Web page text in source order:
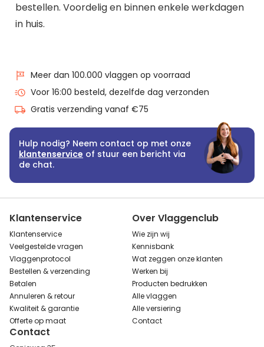
bestellen. Voordelig en binnen enkele werkdagen
in huis.
Meer dan 100.000 vlaggen op voorraad
Voor 16:00 besteld, dezelfde dag verzonden
Gratis verzending vanaf €75
Hulp nodig? Neem contact op met onze
klantenservice of stuur een bericht via
de chat.
Klantenservice
Klantenservice
Veelgestelde vragen
Vlaggenprotocol
Bestellen & verzending
Betalen
Annuleren & retour
Kwaliteit & garantie
Offerte op maat
Over Vlaggenclub
Wie zijn wij
Kennisbank
Wat zeggen onze klanten
Werken bij
Producten bedrukken
Alle vlaggen
Alle versiering
Contact
Contact